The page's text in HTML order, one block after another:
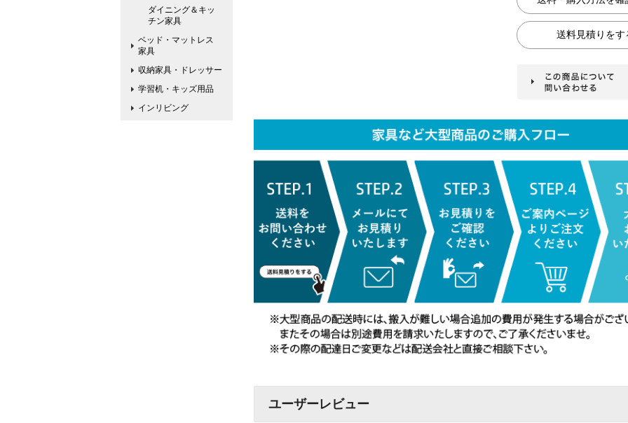
ユーザーレビュー
ダイニング＆キッ
チン家具
ベッド・マットレス
家具
収納家具・ドレッサー
学習机・キッズ用品
インリビング